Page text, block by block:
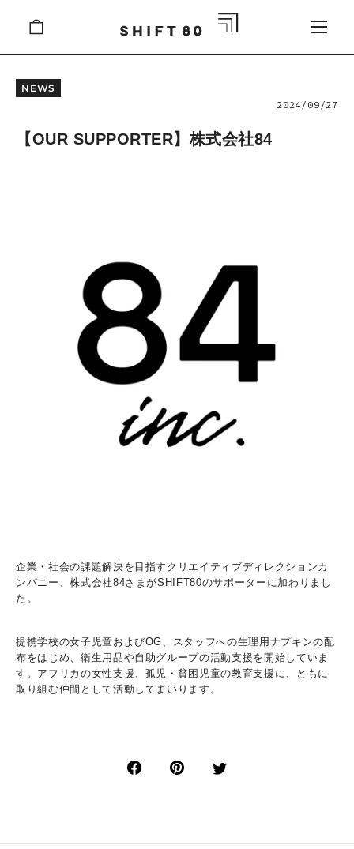
NEWS
2024/09/27
【OUR SUPPORTER】株式会社84
企業・社会の課題解決を目指すクリエイティブディレクションカ
ンパニー、株式会社84さまがSHIFT80のサポーターに加わりまし
た。
提携学校の女子児童およびOG、スタッフへの生理用ナプキンの配
布をはじめ、衛生用品や自助グループの活動支援を開始していま
す。アフリカの女性支援、孤児・貧困児童の教育支援に、ともに
取り組む仲間として活動してまいります。